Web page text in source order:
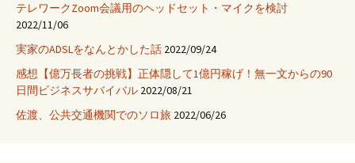
と
ず
貼
る
ガ
テレワークZoom会議用のヘッドセット・マイクを検討
2022/11/06
実家のADSLをなんとかした話 2022/09/24
感想【億万長者の挑戦】正体隠して1億円稼げ！無一文からの90
日間ビジネスサバイバル 2022/08/21
佐渡、公共交通機関でのソロ旅 2022/06/26